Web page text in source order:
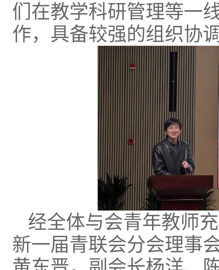
们在教学科研管理等一
作，具备较强的组织协
经全体与会青年教师
新一届青联会分会理事